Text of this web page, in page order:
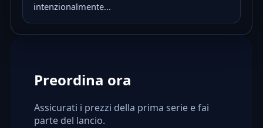
intenzionalmente...
Preordina ora
Assicurati i prezzi della prima serie e fai
parte del lancio.